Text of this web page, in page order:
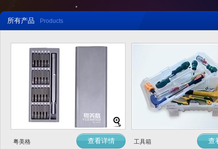
所有产品 Products
粤美格 查看详情 工具箱 查